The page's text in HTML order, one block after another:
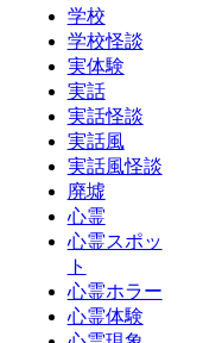
学校
学校怪談
実体験
実話
実話怪談
実話風
実話風怪談
廃墟
心霊
心霊スポッ
ト
心霊ホラー
心霊体験